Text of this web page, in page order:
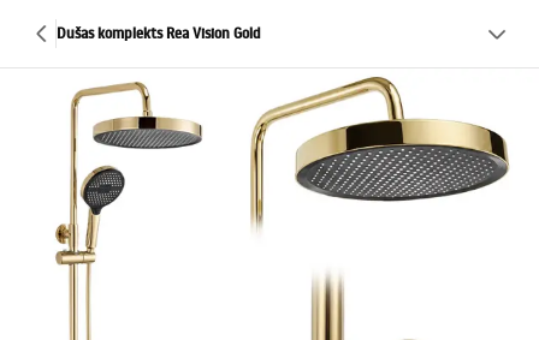
Dušas komplekts Rea Vision Gold